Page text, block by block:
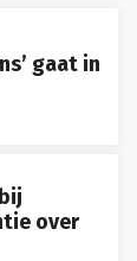
gaat in
over